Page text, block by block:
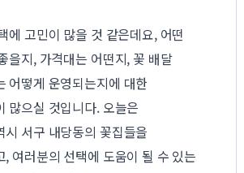
에 고민이 많을 것 같은데요, 어떤
을지, 가격대는 어떤지, 꽃 배달
어떻게 운영되는지에 대한
많으실 것입니다. 오늘은
시 서구 내당동의 꽃집들을
, 여러분의 선택에 도움이 될 수 있는